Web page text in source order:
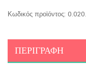
Κωδικός προϊόντος:
ΠΕΡΙΓΡΑΦΉ